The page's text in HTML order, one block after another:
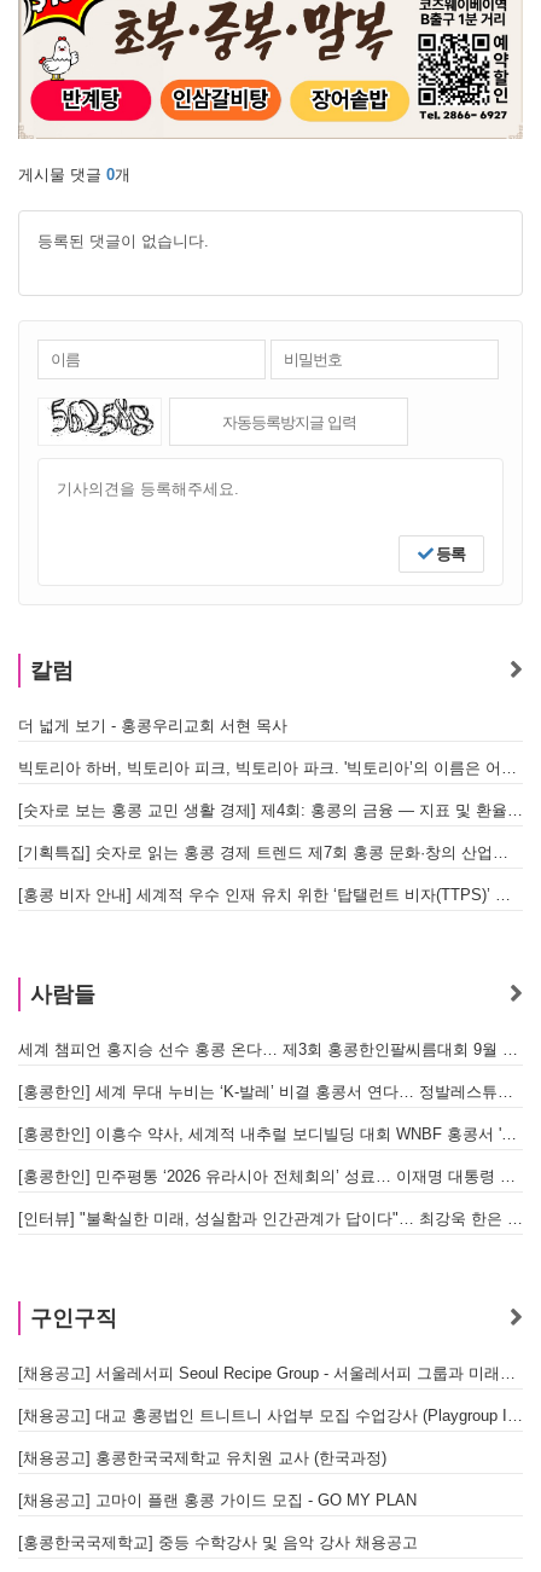
게시물 댓글 0개
등록된 댓글이 없습니다.
등록
칼럼
더 넓게 보기 - 홍콩우리교회 서현 목사
빅토리아 하버, 빅토리아 피크, 빅토리아 파크. '빅토리아’의 이름은 어떻게 온 걸까? - [이승권 원장의 생활칼럼]
[숫자로 보는 홍콩 교민 생활 경제] 제4회: 홍콩의 금융 — 지표 및 환율, MPF 운영 현황
[기획특집] 숫자로 읽는 홍콩 경제 트렌드 제7회 홍콩 문화·창의 산업의 구조와 분야별 동향
[홍콩 비자 안내] 세계적 우수 인재 유치 위한 ‘탑탤런트 비자(TTPS)’ 주요 요건
사람들
세계 챔피언 홍지승 선수 홍콩 온다… 제3회 홍콩한인팔씨름대회 9월 12일 개최
[홍콩한인] 세계 무대 누비는 ‘K-발레’ 비결 홍콩서 연다… 정발레스튜디오 개원
[홍콩한인] 이흥수 약사, 세계적 내추럴 보디빌딩 대회 WNBF 홍콩서 '마스터 부문 1위' 기염
[홍콩한인] 민주평통 ‘2026 유라시아 전체회의’ 성료… 이재명 대통령 참석으로 의미 더해
[인터뷰] "불확실한 미래, 성실함과 인간관계가 답이다"… 최강욱 한은 부소장이 청소년들에게 전하는 응원
구인구직
[채용공고] 서울레서피 Seoul Recipe Group - 서울레서피 그룹과 미래를 함께할 유능한 인재를 모십니다
[채용공고] 대교 홍콩법인 트니트니 사업부 모집 수업강사 (Playgroup Instructor)
[채용공고] 홍콩한국국제학교 유치원 교사 (한국과정)
[채용공고] 고마이 플랜 홍콩 가이드 모집 - GO MY PLAN
[홍콩한국국제학교] 중등 수학강사 및 음악 강사 채용공고